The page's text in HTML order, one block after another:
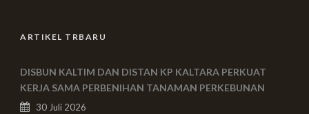
ARTIKEL TRBARU
DISBUN KALTIM DAN DISTAN KP KALTARA PERKUAT
KERJA SAMA PERBENIHAN TANAMAN PERKEBUNAN
30 Juli 2026